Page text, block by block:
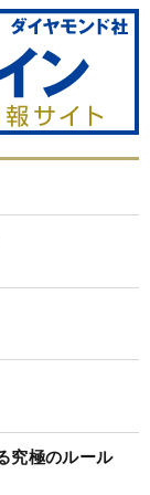
究極のルール